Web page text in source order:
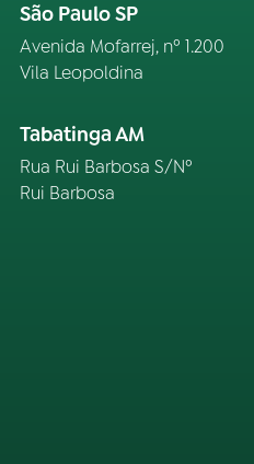
São Paulo SP
Avenida Mofarrej, nº 1.200
Vila Leopoldina
Tabatinga AM
Rua Rui Barbosa S/Nº
Rui Barbosa